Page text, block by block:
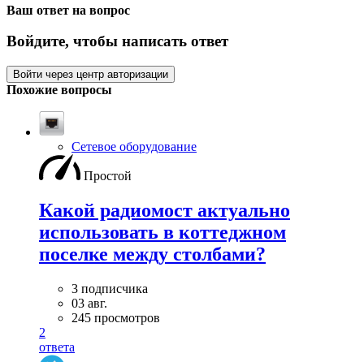
Ваш ответ на вопрос
Войдите, чтобы написать ответ
Войти через центр авторизации
Похожие вопросы
Сетевое оборудование
Простой
Какой радиомост актуально
использовать в коттеджном
поселке между столбами?
3 подписчика
03 авг.
245 просмотров
2
ответа